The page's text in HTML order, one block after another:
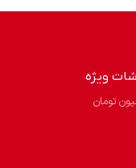
ویژه
تومان